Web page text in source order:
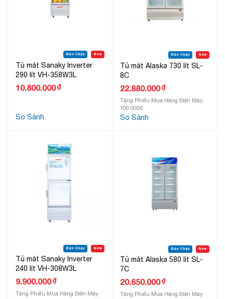
Bán Chạy New
Tủ mát Sanaky Inverter
290 lít VH-358W3L
10.800.000₫
So Sánh
Bán Chạy New
Tủ mát Alaska 730 lít SL-
8C
22.880.000₫
Tặng Phiếu Mua Hàng Điện Máy
100.000đ
So Sánh
Bán Chạy New
Tủ mát Sanaky Inverter
240 lít VH-308W3L
9.900.000₫
Tặng Phiếu Mua Hàng Điện Máy
Bán Chạy New
Tủ mát Alaska 580 lít SL-
7C
20.650.000₫
Tặng Phiếu Mua Hàng Điện Máy